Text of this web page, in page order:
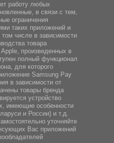
работу любых
в связи с тем,
ограничения
таких приложений и
числе в зависимости
товара
произведенных в
полный функционал
для которого
Samsung Pay
в зависимости от
товары бренда
устройство
имеющие особенности
и России) и т.д.
уточняйте
Вас приложений